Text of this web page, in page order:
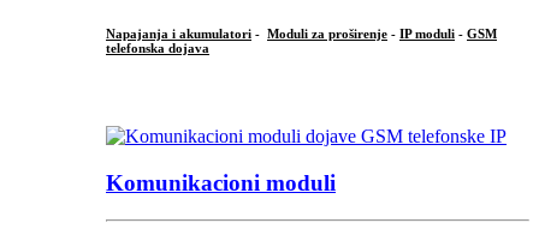
Napajanja i akumulatori - Moduli za proširenje - IP moduli - GSM
telefonska dojava
Komunikacioni moduli